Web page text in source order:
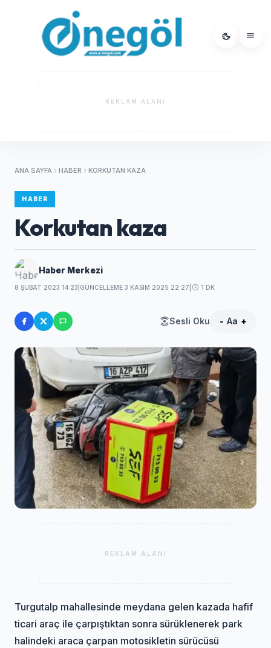
REKLAM ALANI
ANA SAYFA HABER KORKUTAN KAZA
HABER
Korkutan kaza
Haber Merkezi
8 ŞUBAT 2023 14:23 GÜNCELLEME 3 KASIM 2025 22:27 1 DK
Sesli Oku - Aa +
REKLAM ALANI
Turgutalp mahallesinde meydana gelen kazada hafif
ticari araç ile çarpıştıktan sonra sürüklenerek park
halindeki araca çarpan motosikletin sürücüsü